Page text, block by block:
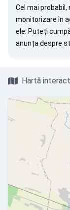
Cel mai
monitorizare în
ele. Puteți
anunța despre
Hartă